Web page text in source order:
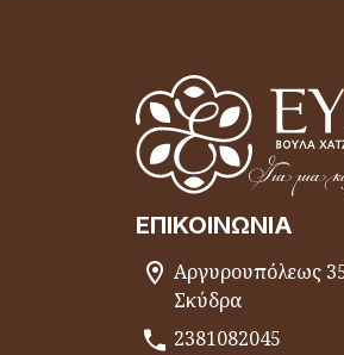
ΕΠΙΚΟΙΝΩΝΊΑ
Αργυρουπόλεως
Σκύδρα
2381082045